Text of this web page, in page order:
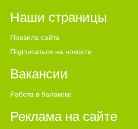
Наши страницы
Правила сайта
Подписаться на новости
Вакансии
Работа в балакоко
Реклама на сайте